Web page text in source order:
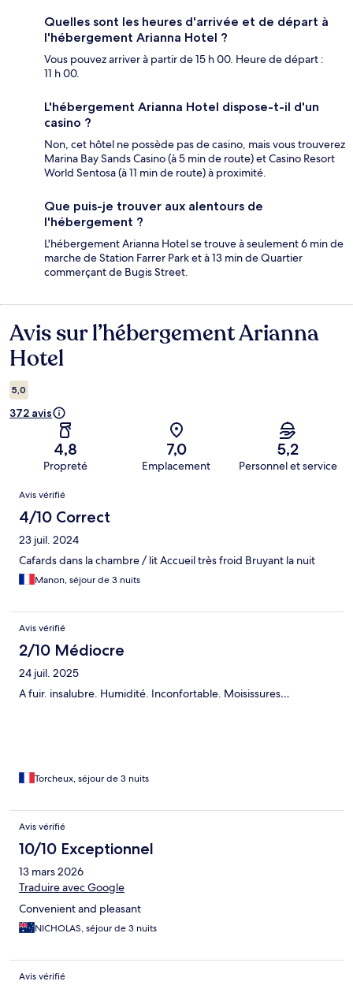
Quelles sont les heures d'arrivée et de départ à
l'hébergement Arianna Hotel ?
Vous pouvez arriver à partir de 15 h 00. Heure de départ :
11 h 00.
L'hébergement Arianna Hotel dispose-t-il d'un
casino ?
Non, cet hôtel ne possède pas de casino, mais vous trouverez
Marina Bay Sands Casino (à 5 min de route) et Casino Resort
World Sentosa (à 11 min de route) à proximité.
Que puis-je trouver aux alentours de
l'hébergement ?
L'hébergement Arianna Hotel se trouve à seulement 6 min de
marche de Station Farrer Park et à 13 min de Quartier
commerçant de Bugis Street.
Avis
Avis sur l’hébergement Arianna
Hotel
5,0
372 avis
4,8
Propreté
7,0
Emplacement
5,2
Personnel et service
Avis
Avis vérifié
4/10 Correct
23 juil. 2024
Cafards dans la chambre / lit Accueil très froid Bruyant la nuit
Manon, séjour de 3 nuits
Avis vérifié
2/10 Médiocre
24 juil. 2025
A fuir. insalubre. Humidité. Inconfortable. Moisissures…
Torcheux, séjour de 3 nuits
Avis vérifié
10/10 Exceptionnel
13 mars 2026
Traduire avec Google
Convenient and pleasant
NICHOLAS, séjour de 3 nuits
Avis vérifié